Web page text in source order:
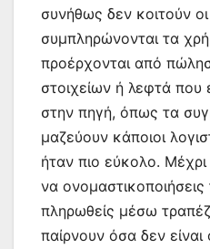
συνήθως δεν κοιτούν
συμπληρώνονται τα
προέρχονται από
στοιχείων ή λεφτά που
στην πηγή, όπως τα
μαζεύουν κάποιοι
ήταν πιο εύκολο.
να ονομαστικοποιήσεις
πληρωθείς μέσω
παίρνουν όσα δεν